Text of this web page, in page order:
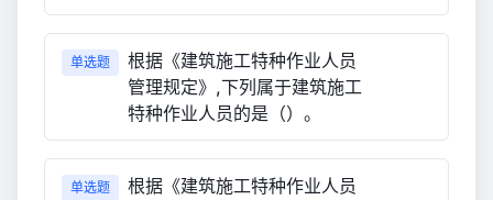
单选题
根据《建筑施工特种作业人员
管理规定》,下列属于建筑施工
特种作业人员的是（）。
单选题
根据《建筑施工特种作业人员